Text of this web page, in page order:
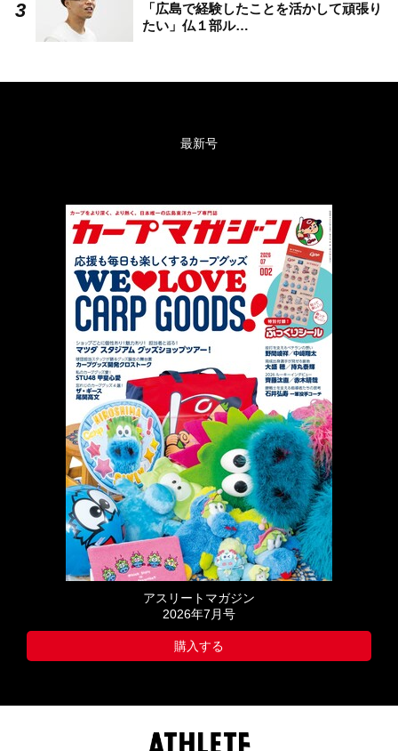
「広島で経験したことを活かして頑張り
たい」仏１部ル…
最新号
アスリートマガジン
2026年7月号
購入する